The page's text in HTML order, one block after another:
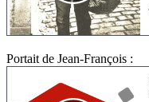
Portait de Jean-François :